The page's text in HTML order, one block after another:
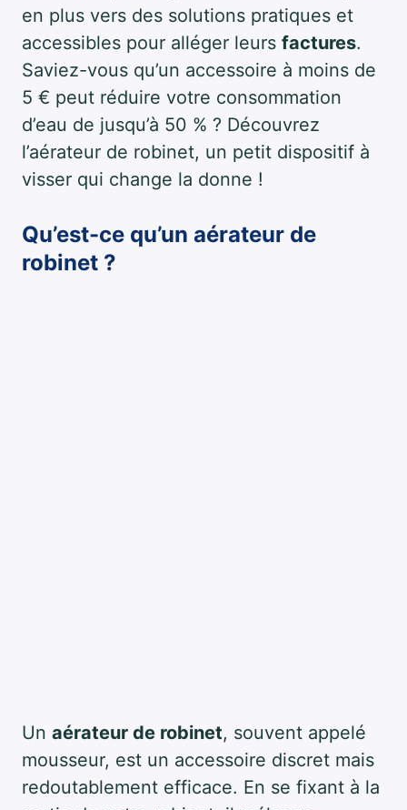
en plus vers des solutions pratiques et
accessibles pour alléger leurs factures.
Saviez-vous qu’un accessoire à moins de
5 € peut réduire votre consommation
d’eau de jusqu’à 50 % ? Découvrez
l’aérateur de robinet, un petit dispositif à
visser qui change la donne !
Qu’est-ce qu’un aérateur de
robinet ?
Un aérateur de robinet, souvent appelé
mousseur, est un accessoire discret mais
redoutablement efficace. En se fixant à la